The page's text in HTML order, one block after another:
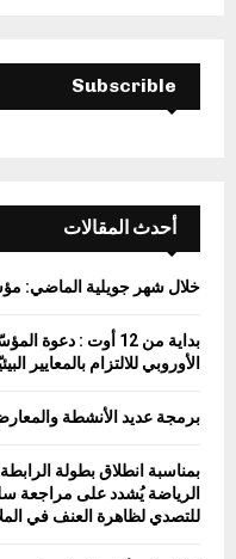
Subscrible
أحدث المقالات
خلال شهر جويلية الماضي: مؤشر
بداية من 12 أوت :
الأوروبي للالتزام بالمعايير
برمجة عديد الأنشطة
بمناسبة انطلاق بطولة
الرياضة يُشدد على مراجعة
للتصدي لظاهرة العنف في